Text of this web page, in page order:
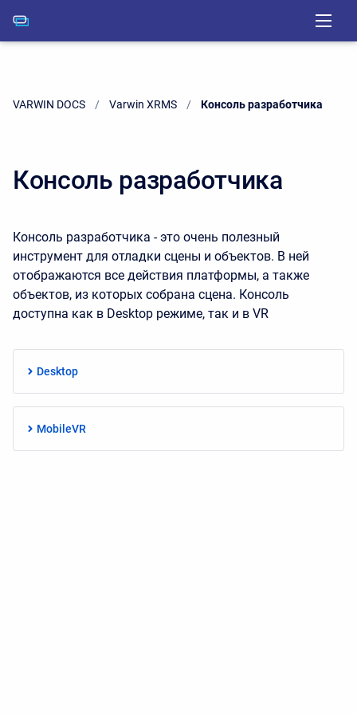
VARWIN DOCS Varwin XRMS Current:
Консоль разработчика
Консоль разработчика
Консоль разработчика - это очень полезный
инструмент для отладки сцены и объектов. В ней
отображаются все действия платформы, а также
объектов, из которых собрана сцена. Консоль
доступна как в Desktop режиме, так и в VR
Desktop
MobileVR